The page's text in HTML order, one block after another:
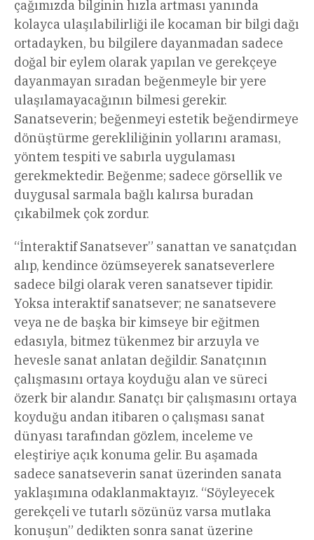
çağımızda bilginin hızla artması yanında
kolayca ulaşılabilirliği ile kocaman bir bilgi dağı
ortadayken, bu bilgilere dayanmadan sadece
doğal bir eylem olarak yapılan ve gerekçeye
dayanmayan sıradan beğenmeyle bir yere
ulaşılamayacağının bilmesi gerekir.
Sanatseverin; beğenmeyi estetik beğendirmeye
dönüştürme gerekliliğinin yollarını araması,
yöntem tespiti ve sabırla uygulaması
gerekmektedir. Beğenme; sadece görsellik ve
duygusal sarmala bağlı kalırsa buradan
çıkabilmek çok zordur.
“İnteraktif Sanatsever” sanattan ve sanatçıdan
alıp, kendince özümseyerek sanatseverlere
sadece bilgi olarak veren sanatsever tipidir.
Yoksa interaktif sanatsever; ne sanatsevere
veya ne de başka bir kimseye bir eğitmen
edasıyla, bitmez tükenmez bir arzuyla ve
hevesle sanat anlatan değildir. Sanatçının
çalışmasını ortaya koyduğu alan ve süreci
özerk bir alandır. Sanatçı bir çalışmasını ortaya
koyduğu andan itibaren o çalışması sanat
dünyası tarafından gözlem, inceleme ve
eleştiriye açık konuma gelir. Bu aşamada
sadece sanatseverin sanat üzerinden sanata
yaklaşımına odaklanmaktayız. “Söyleyecek
gerekçeli ve tutarlı sözünüz varsa mutlaka
konuşun” dedikten sonra sanat üzerine